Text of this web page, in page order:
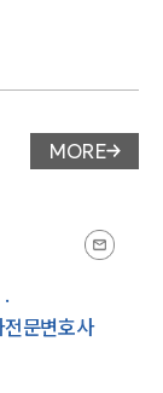
변호사 페
MORE
문변호사